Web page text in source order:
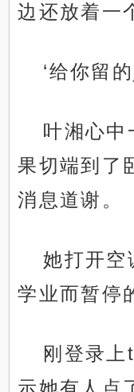
边还放着一
‘给你留
叶湘心中
果切端到了
消息道谢。
她打开空
学业而暂停
刚登录
示她有人点